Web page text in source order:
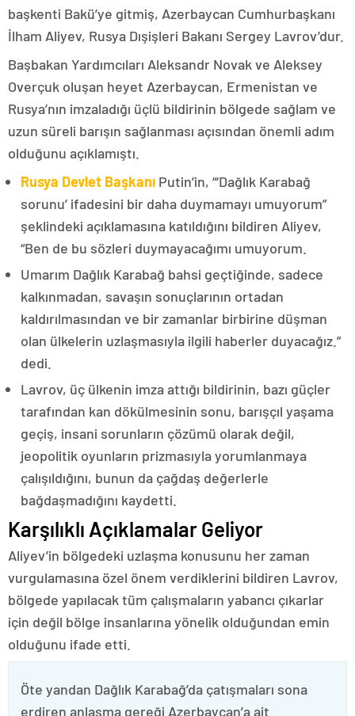
başkenti Bakü’ye gitmiş, Azerbaycan Cumhurbaşkanı
İlham Aliyev, Rusya Dışişleri Bakanı Sergey Lavrov’dur.
Başbakan Yardımcıları Aleksandr Novak ve Aleksey
Overçuk oluşan heyet Azerbaycan, Ermenistan ve
Rusya’nın imzaladığı üçlü bildirinin bölgede sağlam ve
uzun süreli barışın sağlanması açısından önemli adım
olduğunu açıklamıştı.
Rusya Devlet Başkanı Putin’in, “‘Dağlık Karabağ
sorunu’ ifadesini bir daha duymamayı umuyorum”
şeklindeki açıklamasına katıldığını bildiren Aliyev,
“Ben de bu sözleri duymayacağımı umuyorum.
Umarım Dağlık Karabağ bahsi geçtiğinde, sadece
kalkınmadan, savaşın sonuçlarının ortadan
kaldırılmasından ve bir zamanlar birbirine düşman
olan ülkelerin uzlaşmasıyla ilgili haberler duyacağız.”
dedi.
Lavrov, üç ülkenin imza attığı bildirinin, bazı güçler
tarafından kan dökülmesinin sonu, barışçıl yaşama
geçiş, insani sorunların çözümü olarak değil,
jeopolitik oyunların prizmasıyla yorumlanmaya
çalışıldığını, bunun da çağdaş değerlerle
bağdaşmadığını kaydetti.
Karşılıklı Açıklamalar Geliyor
Aliyev’in bölgedeki uzlaşma konusunu her zaman
vurgulamasına özel önem verdiklerini bildiren Lavrov,
bölgede yapılacak tüm çalışmaların yabancı çıkarlar
için değil bölge insanlarına yönelik olduğundan emin
olduğunu ifade etti.
Öte yandan Dağlık Karabağ’da çatışmaları sona
erdiren anlaşma gereği Azerbaycan’a ait